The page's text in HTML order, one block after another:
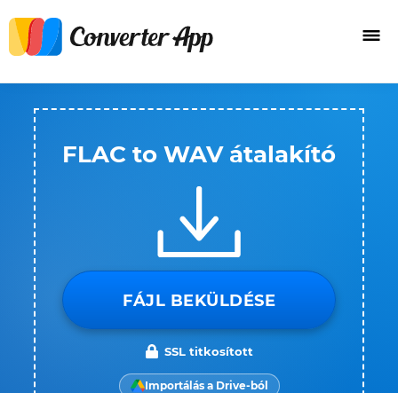
FLAC to WAV átalakító
FÁJL BEKÜLDÉSE
SSL titkosított
Importálás a Drive-ból